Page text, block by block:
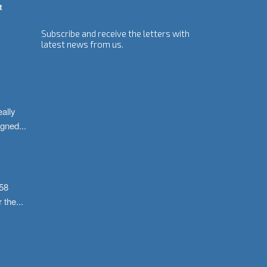
...
the...
Subscribe and receive the letters with
latest news from us.